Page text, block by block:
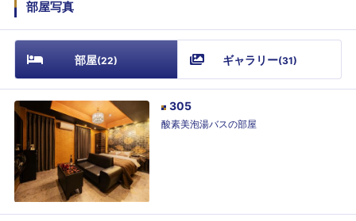
部屋写真
部屋(22) ギャラリー(31)
305
酸素美泡湯バスの部屋